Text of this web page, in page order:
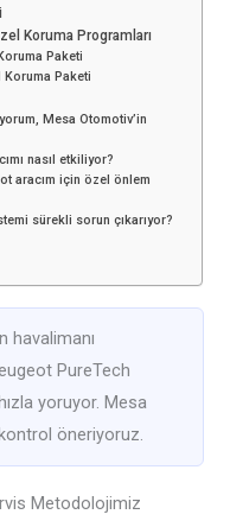
Koruma Programları
Paketi
Koruma Paketi
Mesa Otomotiv’in
nasıl etkiliyor?
aracım için özel önlem
sürekli sorun çıkarıyor?
havalimanı
PureTech
yoruyor. Mesa
öneriyoruz.
Metodolojimiz